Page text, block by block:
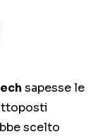
sapesse le
scelto